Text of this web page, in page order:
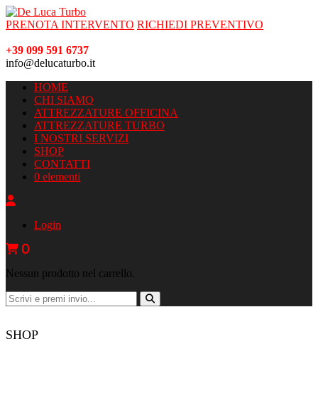
PRENOTA INTERVENTO RICHIEDI PREVENTIVO
+39 099 591 6737
info@delucaturbo.it
HOME
CHI SIAMO
ATTREZZATURE OFFICINA
ATTREZZATURE TURBO
I NOSTRI SERVIZI
SHOP
CONTATTI
0 elementi
Login
0
Nessun prodotto nel carrello.
SHOP